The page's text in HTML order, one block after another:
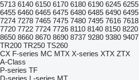
5713 6140 6150 6170 6180 6190 6245 6255
6455 6460 6465 6475 6480 6485 6490 6495
7274 7278 7465 7475 7480 7495 7616 7618
7720 7722 7724 7726 8110 8140 8150 8220
8650 8660 8670 8690 8737 9280 9380 9407
TR200 TR250 TS260
CX F-series MC MTX X-series XTX ZTX
A-Class
P-series TF
D-series L-series MT